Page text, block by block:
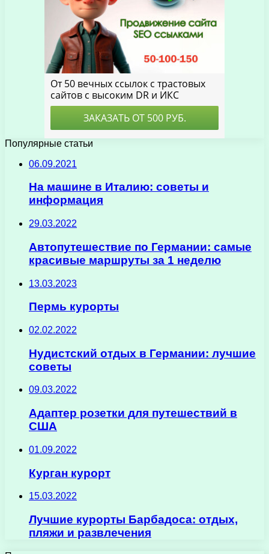
Популярные статьи
06.09.2021
На машине в Италию: советы и
информация
29.03.2022
Автопутешествие по Германии: самые
красивые маршруты за 1 неделю
13.03.2023
Пермь курорты
02.02.2022
Нудистский отдых в Германии: лучшие
советы
09.03.2022
Адаптер розетки для путешествий в
США
01.09.2022
Курган курорт
15.03.2022
Лучшие курорты Барбадоса: отдых,
пляжи и развлечения